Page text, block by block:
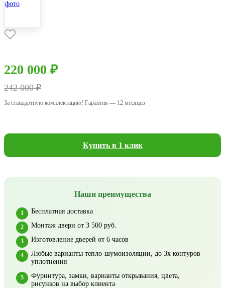
220 000 ₽
242 000 ₽
За стандартную комплектацию! Гарантия — 12 месяцев
Купить в 1 клик
Наши преимущества
Бесплатная доставка
Монтаж двери от 3 500 руб.
Изготовление дверей от 6 часов
Любые варианты тепло-шумоизоляции, до 3х контуров
уплотнения
Фурнитура, замки, варианты открывания, цвета,
рисунков на выбор клиента